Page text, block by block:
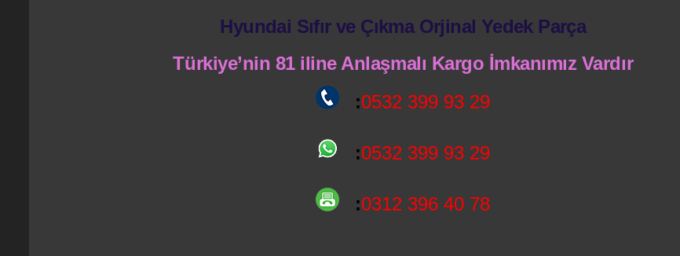
Hyundai Sıfır ve Çıkma Orjinal Yedek Parça
Türkiye’nin 81 iline Anlaşmalı Kargo İmkanımız Vardır
:0532 399 93 29
:0532 399 93 29
:0312 396 40 78